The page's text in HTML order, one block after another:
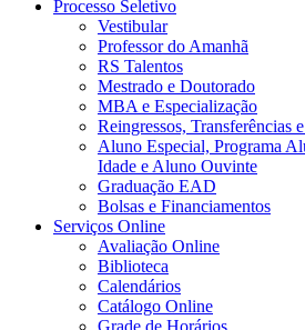
Processo Seletivo
Vestibular
Professor do Amanhã
RS Talentos
Mestrado e Doutorado
MBA e Especialização
Reingressos, Transferências
Aluno Especial, Programa
Idade e Aluno Ouvinte
Graduação EAD
Bolsas e Financiamentos
Serviços Online
Avaliação Online
Biblioteca
Calendários
Catálogo Online
Grade de Horários